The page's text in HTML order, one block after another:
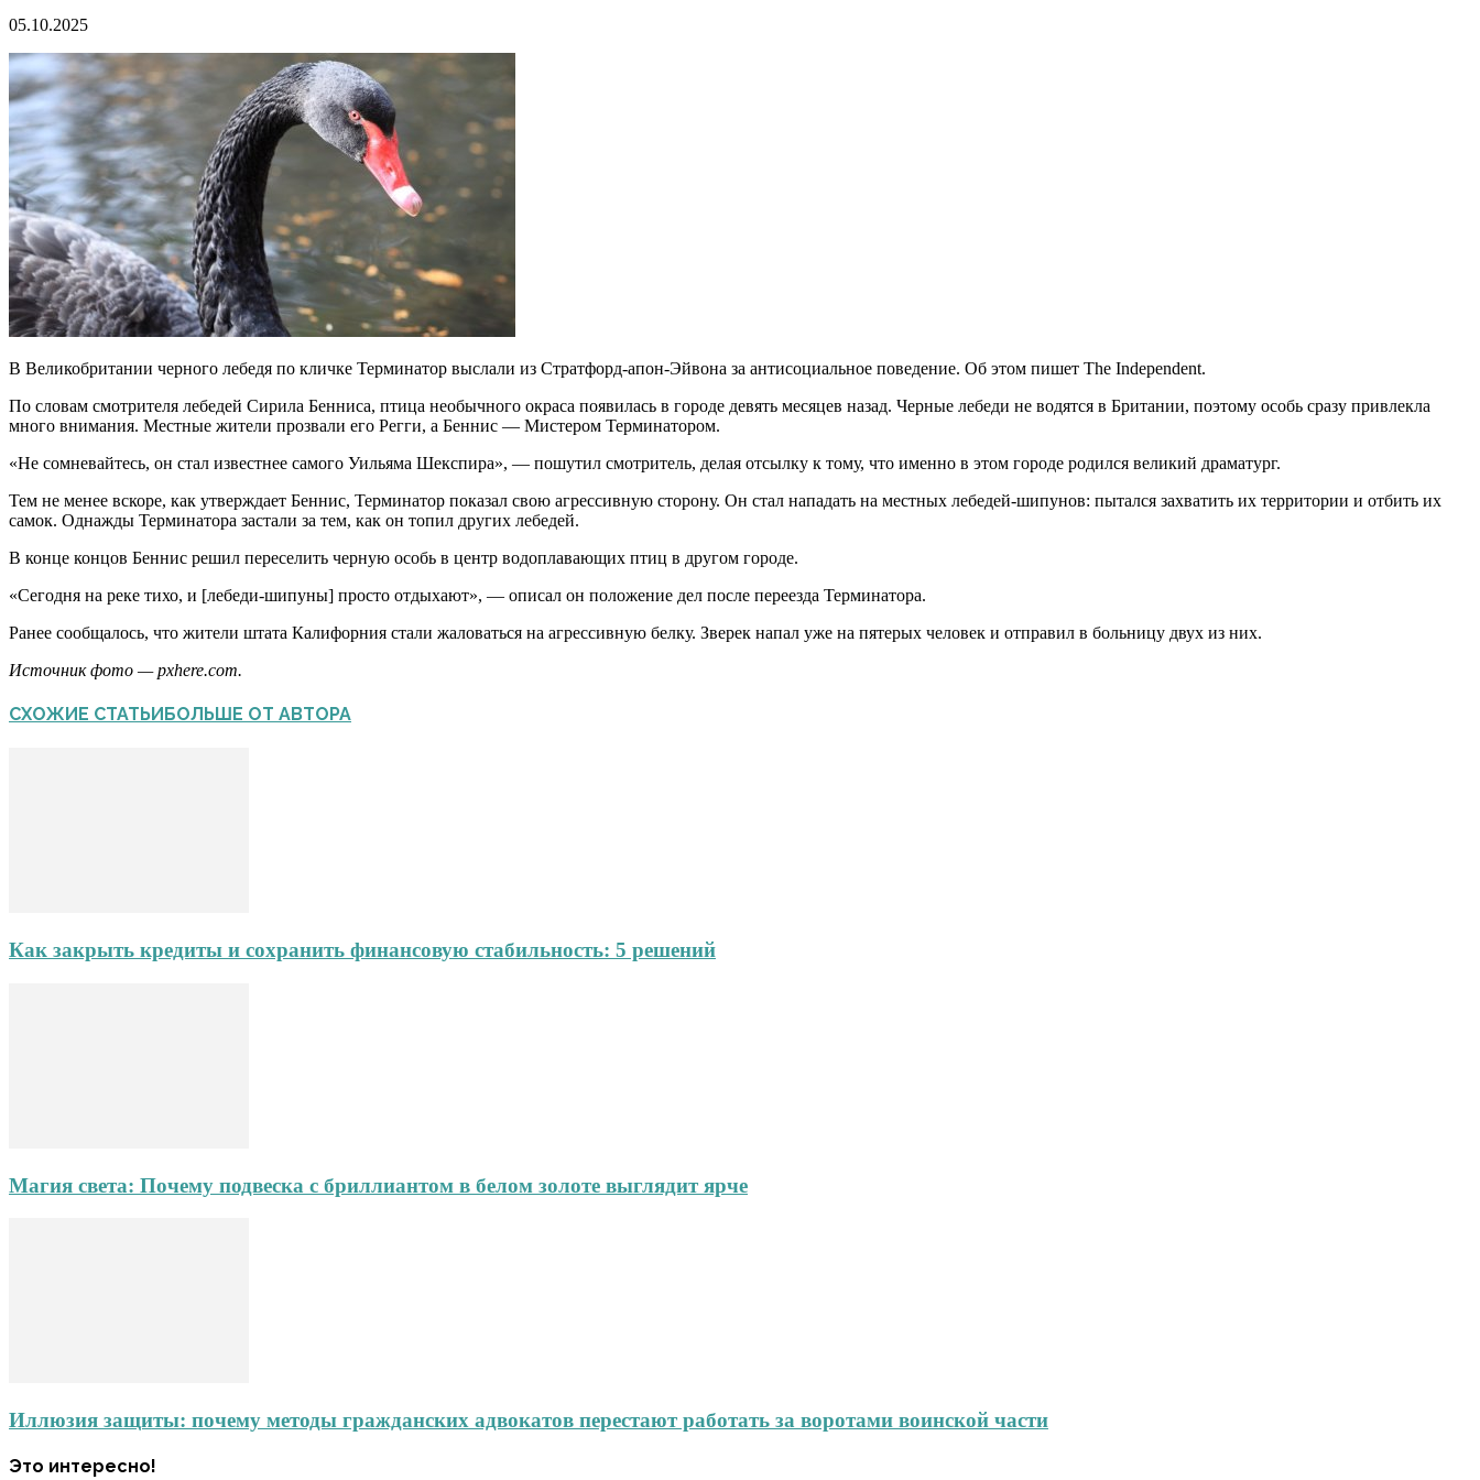
05.10.2025
В Великобритании черного лебедя по кличке Терминатор выслали из Стратфорд-апон-Эйвона за антисоциальное поведение. Об этом пишет The Independent.
По словам смотрителя лебедей Сирила Бенниса, птица необычного окраса появилась в городе девять месяцев назад. Черные лебеди не водятся в Британии, поэтому особь сразу привлекла
много внимания. Местные жители прозвали его Регги, а Беннис — Мистером Терминатором.
«Не сомневайтесь, он стал известнее самого Уильяма Шекспира», — пошутил смотритель, делая отсылку к тому, что именно в этом городе родился великий драматург.
Тем не менее вскоре, как утверждает Беннис, Терминатор показал свою агрессивную сторону. Он стал нападать на местных лебедей-шипунов: пытался захватить их территории и отбить их
самок. Однажды Терминатора застали за тем, как он топил других лебедей.
В конце концов Беннис решил переселить черную особь в центр водоплавающих птиц в другом городе.
«Сегодня на реке тихо, и [лебеди-шипуны] просто отдыхают», — описал он положение дел после переезда Терминатора.
Ранее сообщалось, что жители штата Калифорния стали жаловаться на агрессивную белку. Зверек напал уже на пятерых человек и отправил в больницу двух из них.
Источник фото — pxhere.com.
СХОЖИЕ СТАТЬИБОЛЬШЕ ОТ АВТОРА
Как закрыть кредиты и сохранить финансовую стабильность: 5 решений
Магия света: Почему подвеска с бриллиантом в белом золоте выглядит ярче
Иллюзия защиты: почему методы гражданских адвокатов перестают работать за воротами воинской части
Это интересно!